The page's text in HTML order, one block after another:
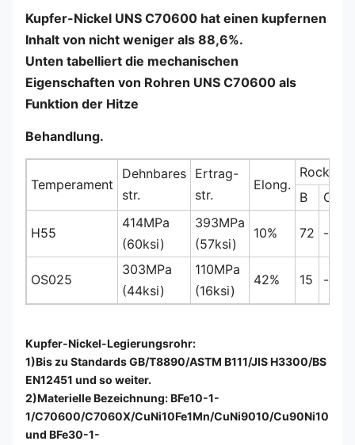
Kupfer-Nickel UNS C70600 hat einen kupfernen
Inhalt von nicht weniger als 88,6%.
Unten tabelliert die mechanischen
Eigenschaften von Rohren UNS C70600 als
Funktion der Hitze
Behandlung.
Temperament
Dehnbares
str.
Ertrag-
str.
Elong.
Rockwell
B
C
H55
414MPa
(60ksi)
393MPa
(57ksi)
10% 72 -
OS025
303MPa
(44ksi)
110MPa
(16ksi)
42% 15 -
Kupfer-Nickel-Legierungsrohr:
1)Bis zu Standards GB/T8890/ASTM B111/JIS H3300/BS
EN12451 und so weiter.
2)Materielle Bezeichnung: BFe10-1-
1/C70600/C7060X/CuNi10Fe1Mn/CuNi9010/Cu90Ni10
und BFe30-1-